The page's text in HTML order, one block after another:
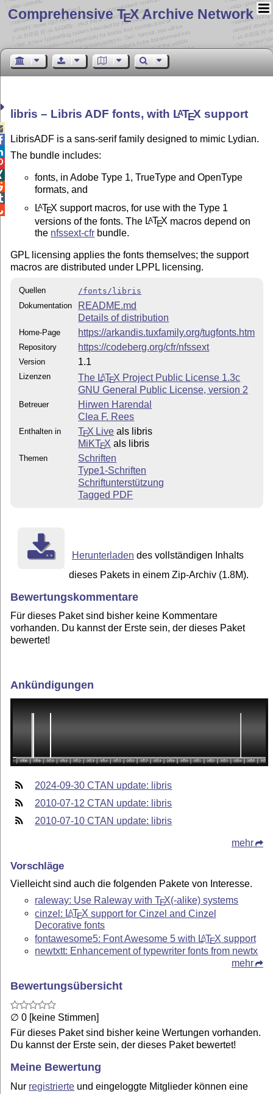
Comprehensive TEX Archive Network
libris – Libris ADF fonts, with LATEX support
LibrisADF is a sans-serif family designed to mimic Lydian.
The bundle includes:
fonts, in Adobe Type 1, TrueType and OpenType
formats, and
LATEX support macros, for use with the Type 1
versions of the fonts. The LATEX macros depend on
the nfssext-cfr bundle.
GPL licensing applies the fonts themselves; the support
macros are distributed under LPPL licensing.
Quellen
/fonts/libris
Dokumentation
README.md
Details of distribution
Home-Page https://arkandis.tuxfamily.org/tugfonts.htm
Repository https://codeberg.org/cfr/nfssext
Version 1.1
Lizenzen The LATEX Project Public License 1.3c
GNU General Public License, version 2
Betreuer
Hirwen Harendal
Clea F. Rees
Enthalten in TEX Live als libris
MiKTEX als libris
Themen
Schriften
Type1-Schriften
Schriftunterstützung
Tagged PDF
Herunterladen des vollständigen Inhalts
dieses Pakets in einem Zip-Archiv (1.8M).
Bewertungskommentare
Für dieses Paket sind bisher keine Kommentare
vorhanden. Du kannst der Erste sein, der dieses Paket
bewertet!
Ankündigungen
2024-09-30 CTAN update: libris
2010-07-12 CTAN update: libris
2010-07-10 CTAN update: libris
mehr
Vorschläge
Vielleicht sind auch die folgenden Pakete von Interesse.
raleway: Use Raleway withTEX(-alike) systems
cinzel: LATEX support for Cinzel and Cinzel
Decorative fonts
fontawesome5: Font Awesome 5 with LATEX support
newtxtt: Enhancement of typewriter fonts from newtx
mehr
Bewertungsübersicht
∅ 0 [keine Stimmen]
Für dieses Paket sind bisher keine Wertungen vorhanden.
Du kannst der Erste sein, der dieses Paket bewertet!
Meine Bewertung
Nur registrierte und eingeloggte Mitglieder können eine